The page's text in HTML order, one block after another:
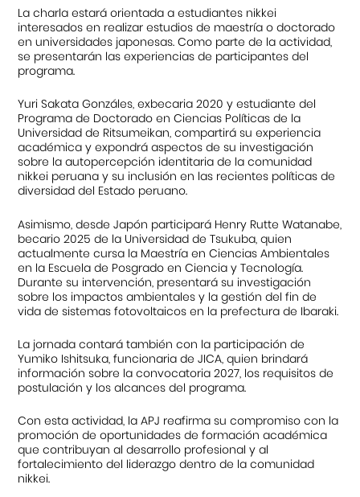
La charla estará orientada a estudiantes nikkei
interesados en realizar estudios de maestría o doctorado
en universidades japonesas. Como parte de la actividad,
se presentarán las experiencias de participantes del
programa.
Yuri Sakata Gonzáles, exbecaria 2020 y estudiante del
Programa de Doctorado en Ciencias Políticas de la
Universidad de Ritsumeikan, compartirá su experiencia
académica y expondrá aspectos de su investigación
sobre la autopercepción identitaria de la comunidad
nikkei peruana y su inclusión en las recientes políticas de
diversidad del Estado peruano.
Asimismo, desde Japón participará Henry Rutte Watanabe,
becario 2025 de la Universidad de Tsukuba, quien
actualmente cursa la Maestría en Ciencias Ambientales
en la Escuela de Posgrado en Ciencia y Tecnología.
Durante su intervención, presentará su investigación
sobre los impactos ambientales y la gestión del fin de
vida de sistemas fotovoltaicos en la prefectura de Ibaraki.
La jornada contará también con la participación de
Yumiko Ishitsuka, funcionaria de JICA, quien brindará
información sobre la convocatoria 2027, los requisitos de
postulación y los alcances del programa.
Con esta actividad, la APJ reafirma su compromiso con la
promoción de oportunidades de formación académica
que contribuyan al desarrollo profesional y al
fortalecimiento del liderazgo dentro de la comunidad
nikkei.